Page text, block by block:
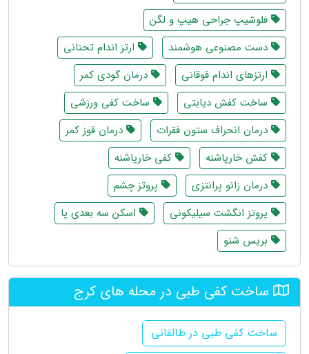
فلوشیپ جراحی هیپ و لگن
دست مصنوعی هوشمند
ارتز اندام تحتانی
ارتزهای اندام فوقانی
درمان گودی کمر
ساخت کفش دیابتی
ساخت کفی ورزشی
درمان انحراف ستون فقرات
درمان قوز کمر
کفش خارپاشنه
کفی خارپاشنه
درمان زانو پرانتزی
پروتز چشم
پروتز انگشت سیلیکونی
اسکن سه بعدی پا
بریس شنو
ساخت کفی طبی در محله های کرج
ساخت کفی طبی در طالقانی